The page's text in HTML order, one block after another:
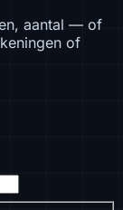
aantal — of
of